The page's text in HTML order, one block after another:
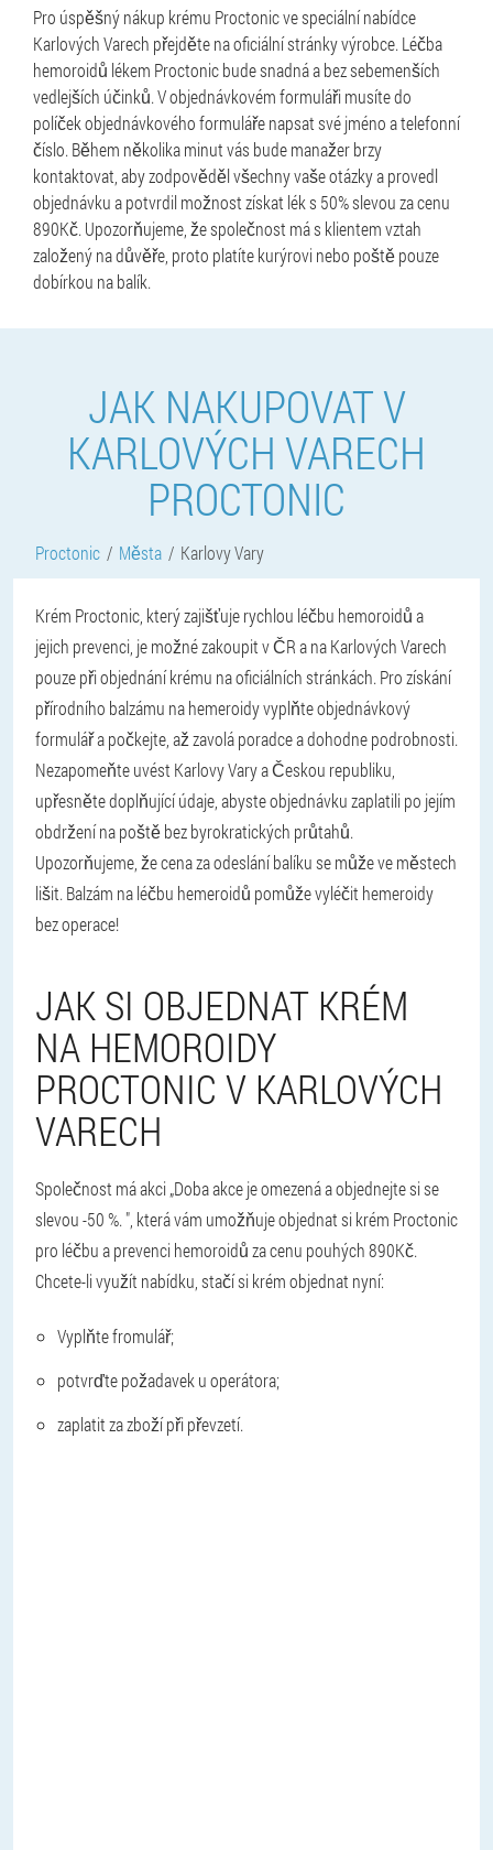
Pro úspěšný nákup krému Proctonic ve speciální nabídce
Karlových Varech přejděte na oficiální stránky výrobce. Léčba
hemoroidů lékem Proctonic bude snadná a bez sebemenších
vedlejších účinků. V objednávkovém formuláři musíte do
políček objednávkového formuláře napsat své jméno a telefonní
číslo. Během několika minut vás bude manažer brzy
kontaktovat, aby zodpověděl všechny vaše otázky a provedl
objednávku a potvrdil možnost získat lék s 50% slevou za cenu
890Kč. Upozorňujeme, že společnost má s klientem vztah
založený na důvěře, proto platíte kurýrovi nebo poště pouze
dobírkou na balík.
JAK NAKUPOVAT V
KARLOVÝCH VARECH
PROCTONIC
Proctonic Města Karlovy Vary
Krém Proctonic, který zajišťuje rychlou léčbu hemoroidů a
jejich prevenci, je možné zakoupit v ČR a na Karlových Varech
pouze při objednání krému na oficiálních stránkách. Pro získání
přírodního balzámu na hemeroidy vyplňte objednávkový
formulář a počkejte, až zavolá poradce a dohodne podrobnosti.
Nezapomeňte uvést Karlovy Vary a Českou republiku,
upřesněte doplňující údaje, abyste objednávku zaplatili po jejím
obdržení na poště bez byrokratických průtahů.
Upozorňujeme, že cena za odeslání balíku se může ve městech
lišit. Balzám na léčbu hemeroidů pomůže vyléčit hemeroidy
bez operace!
JAK SI OBJEDNAT KRÉM
NA HEMOROIDY
PROCTONIC V KARLOVÝCH
VARECH
Společnost má akci „Doba akce je omezená a objednejte si se
slevou -50 %. ", která vám umožňuje objednat si krém Proctonic
pro léčbu a prevenci hemoroidů za cenu pouhých 890Kč.
Chcete-li využít nabídku, stačí si krém objednat nyní:
Vyplňte fromulář;
potvrďte požadavek u operátora;
zaplatit za zboží při převzetí.